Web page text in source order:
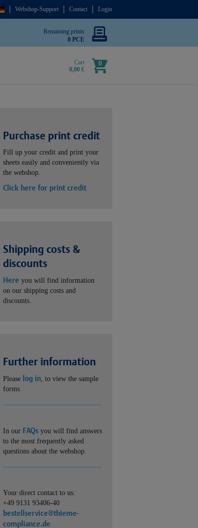
Webshop-Support Contact Login
Remaining prints
0 PCE
Cart
0,00 €
0
Purchase print credit
Fill up your credit and print your
sheets easily and conveniently via
the webshop.
Click here for print credit
Shipping costs &
discounts
Here you will find information
on our shipping costs and
discounts.
Further information
Please log in, to view the sample
forms.
In our FAQs you will find answers
to the most frequently asked
questions about the webshop.
Your direct contact to us:
+49 9131 93406-40
bestellservice@thieme-
compliance.de